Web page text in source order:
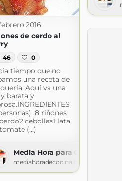
2016
de cerdo al
46 0
tiempo que no
una receta de
Aquí va una
barata y
:8 riñones
cebollas1 lata
(...)
Media Hora para Cocinar
mediahoradecocina.blogspot.com